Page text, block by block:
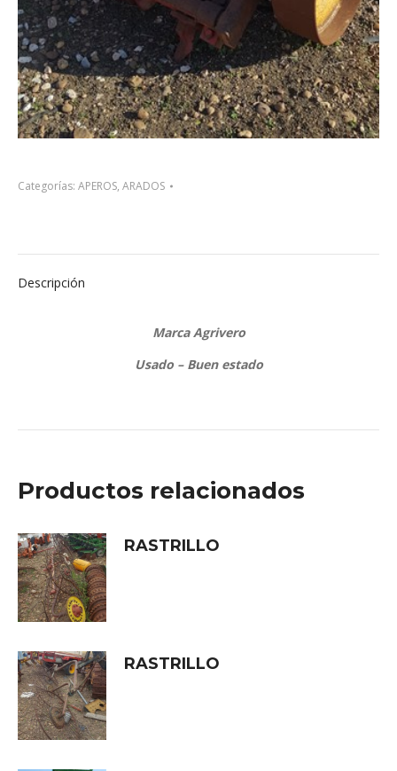
Categorías: APEROS, ARADOS
Descripción
Marca Agrivero
Usado – Buen estado
Productos relacionados
RASTRILLO
RASTRILLO